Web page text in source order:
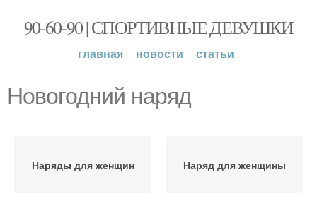
90-60-90 | СПОРТИВНЫЕ ДЕВУШКИ
главная новости статьи
Новогодний наряд
Наряды для женщин Наряд для женщины